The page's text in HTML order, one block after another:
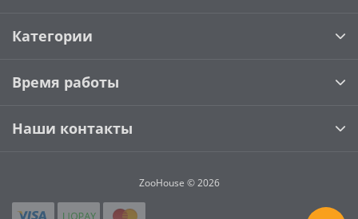
Категории
Время работы
Наши контакты
ZooHouse © 2026